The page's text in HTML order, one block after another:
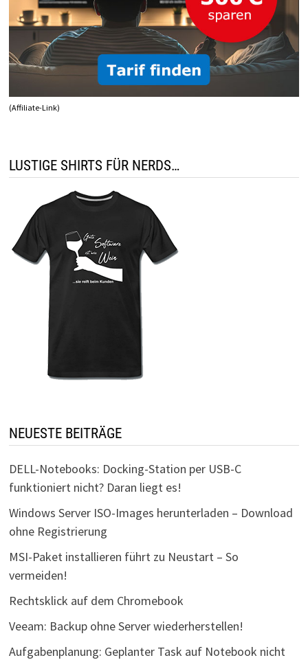
(Affiliate-Link)
LUSTIGE SHIRTS FÜR NERDS…
NEUESTE BEITRÄGE
DELL-Notebooks: Docking-Station per USB-C
funktioniert nicht? Daran liegt es!
Windows Server ISO-Images herunterladen – Download
ohne Registrierung
MSI-Paket installieren führt zu Neustart – So
vermeiden!
Rechtsklick auf dem Chromebook
Veeam: Backup ohne Server wiederherstellen!
Aufgabenplanung: Geplanter Task auf Notebook nicht